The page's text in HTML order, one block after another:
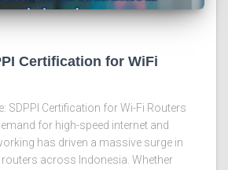
Certification for WiFi
SDPPI Certification for Wi-Fi Routers
for high-speed internet and
has driven a massive surge in
across Indonesia. Whether